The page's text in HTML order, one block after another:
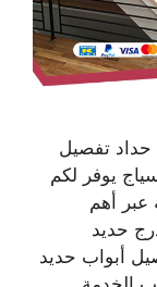
حداد تفصيل
يوفر لكم
عبر أهم
حديد
أبواب حديد